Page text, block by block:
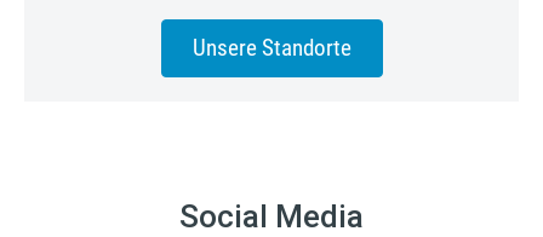
Unsere Standorte
Social Media